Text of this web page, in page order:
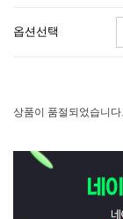
옵션선택
상품이 품절되었습니다.